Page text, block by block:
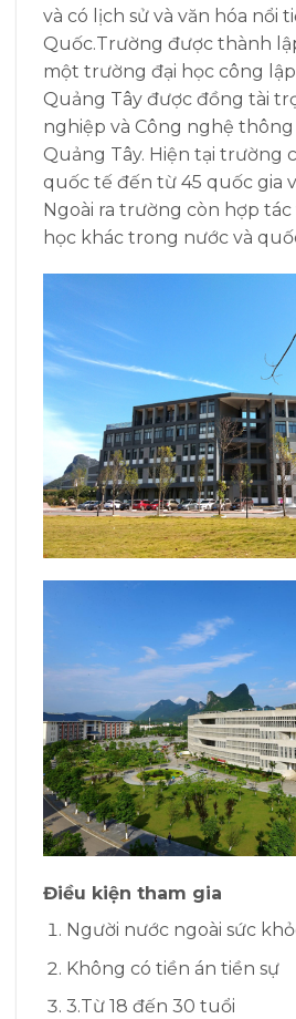
và có lịch sử và văn hóa nổi
Quốc.Trường được thành
một trường đại học công
Quảng Tây được đồng tài
nghiệp và Công nghệ
Quảng Tây. Hiện tại trường
quốc tế đến từ 45 quốc gia
Ngoài ra trường còn hợp
học khác trong nước và
Điều kiện tham gia
Người nước ngoài sức
Không có tiền án tiền sự
3.Từ 18 đến 30 tuổi